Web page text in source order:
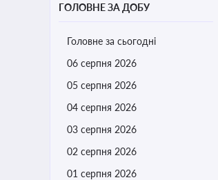
ГОЛОВНЕ ЗА ДОБУ
Головне за сьогодні
06 серпня 2026
05 серпня 2026
04 серпня 2026
03 серпня 2026
02 серпня 2026
01 серпня 2026